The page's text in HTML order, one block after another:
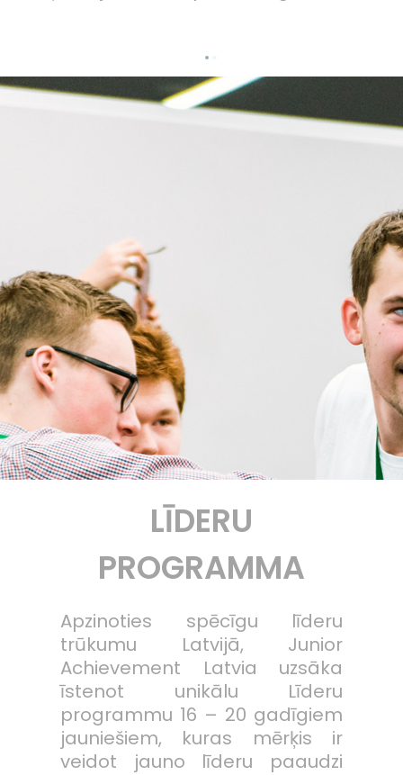
LĪDERU
PROGRAMMA
Apzinoties spēcīgu līderu
trūkumu Latvijā, Junior
Achievement Latvia uzsāka
īstenot unikālu Līderu
programmu 16 – 20 gadīgiem
jauniešiem, kuras mērķis ir
veidot jauno līderu paaudzi